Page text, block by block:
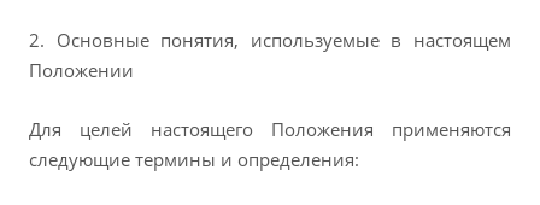
2. Основные понятия, используемые в настоящем
Положении
Для целей настоящего Положения применяются
следующие термины и определения: